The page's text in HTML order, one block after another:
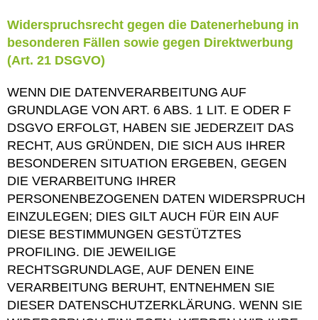
Widerspruchsrecht gegen die Datenerhebung in
besonderen Fällen sowie gegen Direktwerbung
(Art. 21 DSGVO)
WENN DIE DATENVERARBEITUNG AUF
GRUNDLAGE VON ART. 6 ABS. 1 LIT. E ODER F
DSGVO ERFOLGT, HABEN SIE JEDERZEIT DAS
RECHT, AUS GRÜNDEN, DIE SICH AUS IHRER
BESONDEREN SITUATION ERGEBEN, GEGEN
DIE VERARBEITUNG IHRER
PERSONENBEZOGENEN DATEN WIDERSPRUCH
EINZULEGEN; DIES GILT AUCH FÜR EIN AUF
DIESE BESTIMMUNGEN GESTÜTZTES
PROFILING. DIE JEWEILIGE
RECHTSGRUNDLAGE, AUF DENEN EINE
VERARBEITUNG BERUHT, ENTNEHMEN SIE
DIESER DATENSCHUTZERKLÄRUNG. WENN SIE